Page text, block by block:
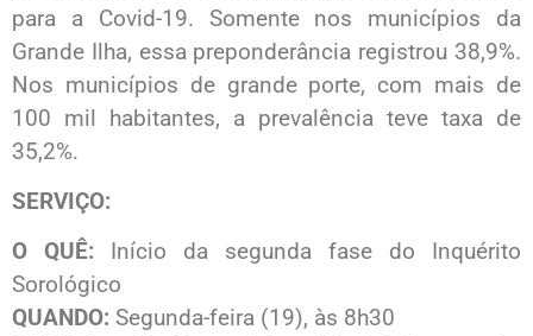
para a Covid-19. Somente nos municípios da
Grande Ilha, essa preponderância registrou 38,9%.
Nos municípios de grande porte, com mais de
100 mil habitantes, a prevalência teve taxa de
35,2%.
SERVIÇO:
O QUÊ: Início da segunda fase do Inquérito
Sorológico
QUANDO: Segunda-feira (19), às 8h30